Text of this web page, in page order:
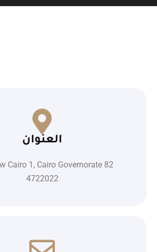
العنوان
Cairo 1, Cairo Governorate
4722022